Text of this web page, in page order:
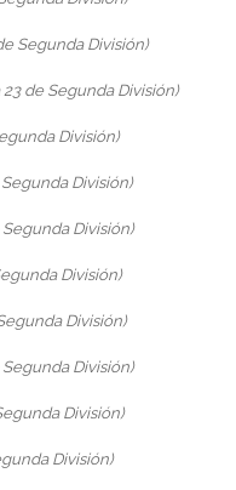
Segunda División)
23 de Segunda División)
División)
División)
División)
División)
División)
División)
División)
División)